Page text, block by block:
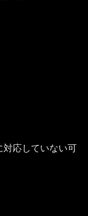
対応していない可